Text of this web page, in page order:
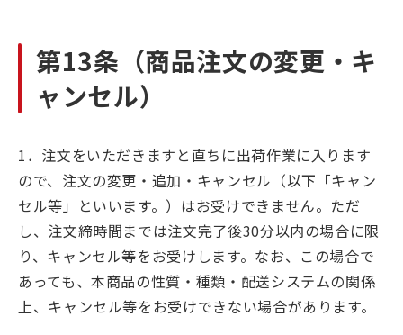
第13条（商品注文の変更・キ
ャンセル）
1．注文をいただきますと直ちに出荷作業に入ります
ので、注文の変更・追加・キャンセル（以下「キャン
セル等」といいます。）はお受けできません。ただ
し、注文締時間までは注文完了後30分以内の場合に限
り、キャンセル等をお受けします。なお、この場合で
あっても、本商品の性質・種類・配送システムの関係
上、キャンセル等をお受けできない場合があります。